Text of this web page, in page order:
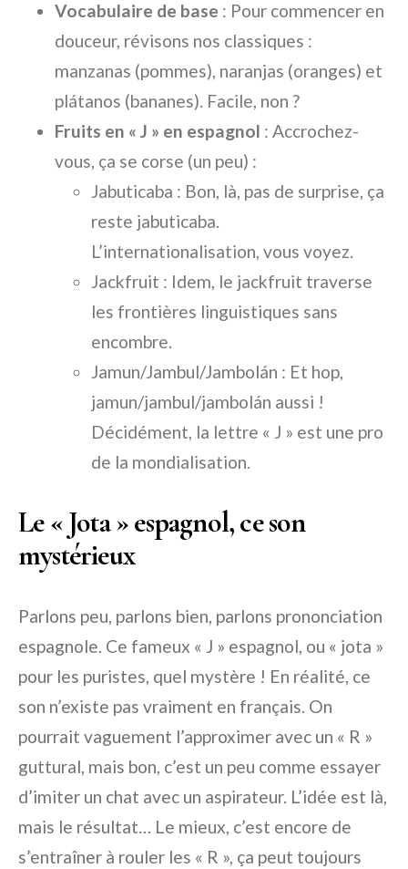
Vocabulaire de base : Pour commencer en
douceur, révisons nos classiques :
manzanas (pommes), naranjas (oranges) et
plátanos (bananes). Facile, non ?
Fruits en « J » en espagnol : Accrochez-
vous, ça se corse (un peu) :
Jabuticaba : Bon, là, pas de surprise, ça
reste jabuticaba.
L’internationalisation, vous voyez.
Jackfruit : Idem, le jackfruit traverse
les frontières linguistiques sans
encombre.
Jamun/Jambul/Jambolán : Et hop,
jamun/jambul/jambolán aussi !
Décidément, la lettre « J » est une pro
de la mondialisation.
Le « Jota » espagnol, ce son
mystérieux
Parlons peu, parlons bien, parlons prononciation
espagnole. Ce fameux « J » espagnol, ou « jota »
pour les puristes, quel mystère ! En réalité, ce
son n’existe pas vraiment en français. On
pourrait vaguement l’approximer avec un « R »
guttural, mais bon, c’est un peu comme essayer
d’imiter un chat avec un aspirateur. L’idée est là,
mais le résultat… Le mieux, c’est encore de
s’entraîner à rouler les « R », ça peut toujours